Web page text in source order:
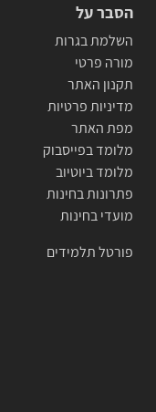
הסבר על
השלמת בגרות
מורה פרטי
תקנון האתר
מדיניות פרטיות
מפת האתר
מלומד בפייסבוק
מלומד ביוטיוב
פתרונות בחינות
מועדי בחינות
פורטל תלמידים